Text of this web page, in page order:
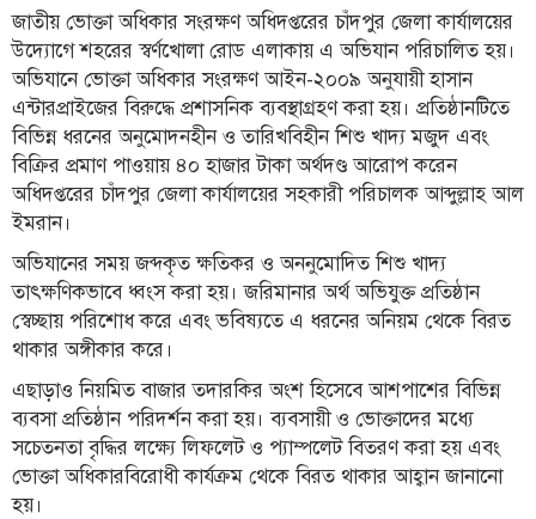
শিশু-
কিশোর
ক্যাম্পাস
সাহিত্য
ও
সংস্কৃতি
নারী
ও
শিশু
ভ্রমণ
লাইফস্টাইল
এক্সক্লুসিভ
সোস্যাল
মিডিয়া
জাতীয় ভোক্তা অধিকার সংরক্ষণ অধিদপ্তরের চাঁদপুর জেলা কার্যালয়ের
উদ্যোগে শহরের স্বর্ণখোলা রোড এলাকায় এ অভিযান পরিচালিত হয়।
অভিযানে ভোক্তা অধিকার সংরক্ষণ আইন-২০০৯ অনুযায়ী হাসান
এন্টারপ্রাইজের বিরুদ্ধে প্রশাসনিক ব্যবস্থাগ্রহণ করা হয়। প্রতিষ্ঠানটিতে
বিভিন্ন ধরনের অনুমোদনহীন ও তারিখবিহীন শিশু খাদ্য মজুদ এবং
বিক্রির প্রমাণ পাওয়ায় ৪০ হাজার টাকা অর্থদণ্ড আরোপ করেন
অধিদপ্তরের চাঁদপুর জেলা কার্যালয়ের সহকারী পরিচালক আব্দুল্লাহ আল
ইমরান।
অভিযানের সময় জব্দকৃত ক্ষতিকর ও অননুমোদিত শিশু খাদ্য
তাৎক্ষণিকভাবে ধ্বংস করা হয়। জরিমানার অর্থ অভিযুক্ত প্রতিষ্ঠান
স্বেচ্ছায় পরিশোধ করে এবং ভবিষ্যতে এ ধরনের অনিয়ম থেকে বিরত
থাকার অঙ্গীকার করে।
এছাড়াও নিয়মিত বাজার তদারকির অংশ হিসেবে আশপাশের বিভিন্ন
ব্যবসা প্রতিষ্ঠান পরিদর্শন করা হয়। ব্যবসায়ী ও ভোক্তাদের মধ্যে
সচেতনতা বৃদ্ধির লক্ষ্যে লিফলেট ও প্যাম্পলেট বিতরণ করা হয় এবং
ভোক্তা অধিকারবিরোধী কার্যক্রম থেকে বিরত থাকার আহ্বান জানানো
হয়।